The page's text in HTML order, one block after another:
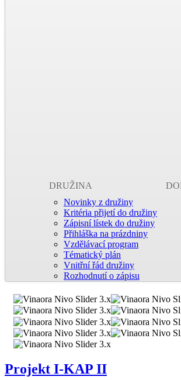
DRUŽINA
Novinky z družiny
Kritéria přijetí do družiny
Zápisní lístek do družiny
Přihláška na prázdniny
Vzdělávací program
Tématický plán
Vnitřní řád družiny
Rozhodnutí o zápisu
Projekt I-KAP II